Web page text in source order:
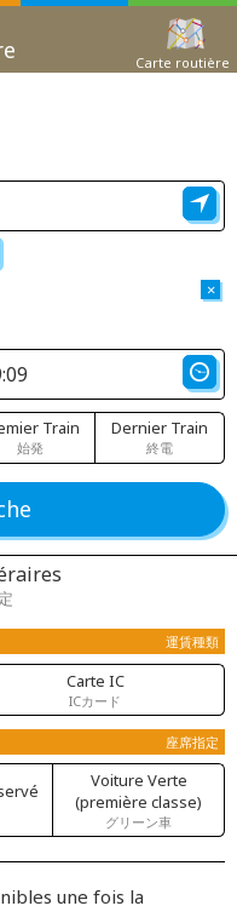
Carte routière
×
Train
始発
Dernier Train
終電
運賃種類
Carte IC
ICカード
座席指定
Voiture Verte
(première classe)
グリーン車
une fois la